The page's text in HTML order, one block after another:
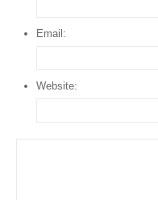
Email:
Website: